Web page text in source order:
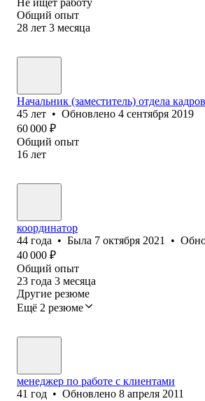
Общий опыт
28 лет 3 месяца
Начальник (заместитель) отдела кадров
45 лет • Обновлено 4 сентября 2019
60 000 ₽
Общий опыт
16 лет
координатор
44 года • Была 7 октября 2021 •
40 000 ₽
Общий опыт
23 года 3 месяца
Другие резюме
Ещё 2 резюме
менеджер по работе с клиентами
41 год • Обновлено 8 апреля 2011